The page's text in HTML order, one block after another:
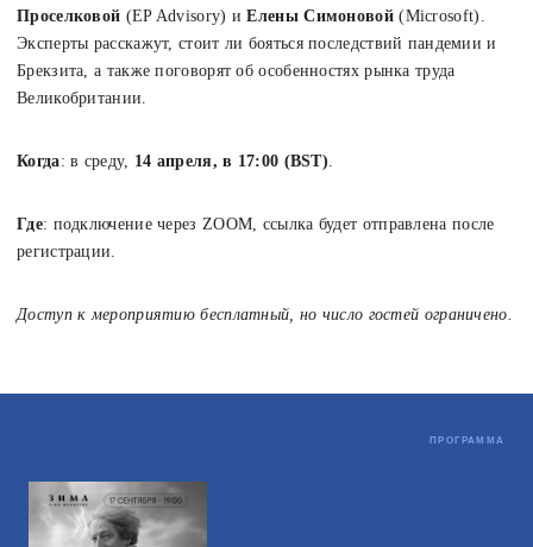
Проселковой (EP Advisory) иЕлены Симоновой(Microsoft).
Эксперты расскажут, стоит ли бояться последствий пандемии и
Брекзита, а также поговорят об особенностях рынка труда
Великобритании.
Когда: в среду, 14 апреля, в 17:00 (BST).
Где: подключение через ZOOM, ссылка будет отправлена после
регистрации.
Доступ к мероприятию бесплатный, но число гостей ограничено.
ПРОГРАММА